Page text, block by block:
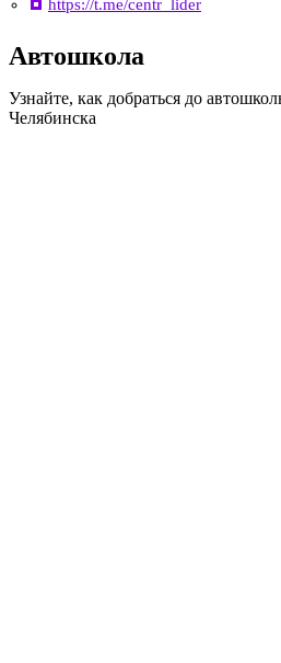
https://t.me/centr_lider
Автошкола
Узнайте, как добраться до
Челябинска